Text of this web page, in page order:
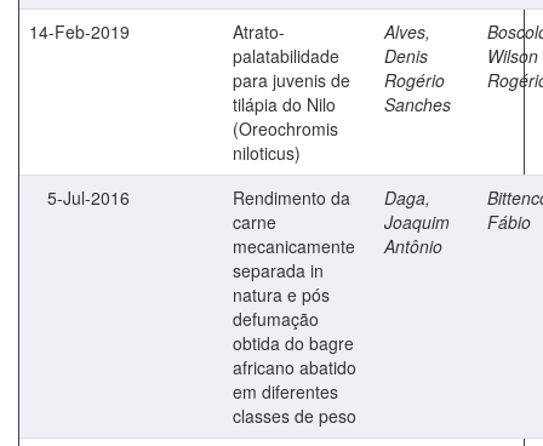
14-Feb-2019
Atrato-
palatabilidade
para juvenis de
tilápia do Nilo
(Oreochromis
niloticus)
Alves,
Denis
Rogério
Sanches
Wilson
5-Jul-2016
Rendimento da
carne
mecanicamente
separada in
natura e pós
defumação
obtida do bagre
africano abatido
em diferentes
classes de peso
Daga,
Joaquim
Antônio
Fábio